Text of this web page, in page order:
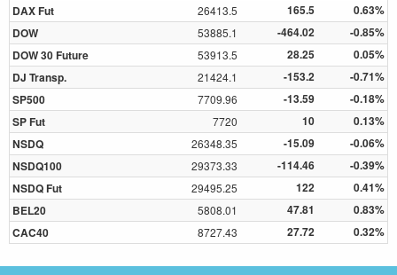
DAX Fut
26413.5 165.5
0.63%
DOW
53885.1 -464.02
-0.85%
DOW 30 Future
53913.5 28.25
0.05%
DJ Transp.
21424.1 -153.2
-0.71%
SP500
7709.96 -13.59
-0.18%
SP Fut
7720 10
0.13%
NSDQ
26348.35 -15.09
-0.06%
NSDQ100
29373.33 -114.46
-0.39%
NSDQ Fut
29495.25 122
0.41%
BEL20
5808.01 47.81
0.83%
CAC40
8727.43 27.72 0.32%